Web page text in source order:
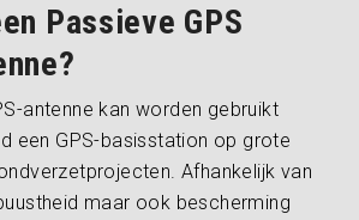
Passieve GPS
antenne kan worden gebruikt
een GPS-basisstation op grote
Afhankelijk van
maar ook bescherming